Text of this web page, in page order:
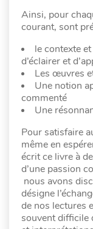
Ainsi, pour
courant, sont
le contexte
d’éclairer et
Les œuvres
Une notion
commenté
Une
Pour satisfaire
même en
écrit ce livre à
d’une passion
nous avons
désigne
de nos lectures
souvent difficile